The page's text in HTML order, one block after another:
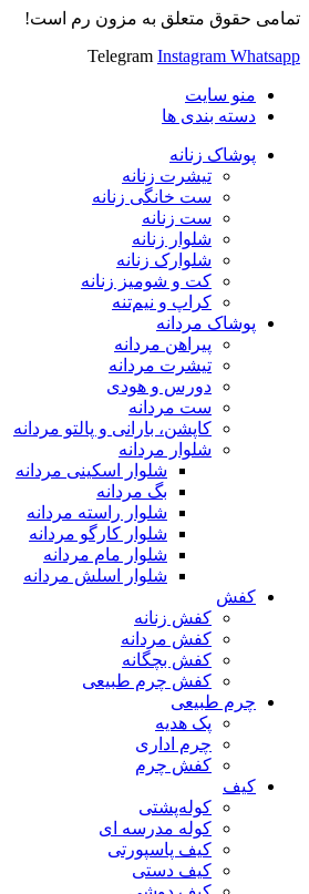
تمامی حقوق متعلق به مزون رم است!
Telegram Instagram Whatsapp
منو سایت
دسته بندی ها
پوشاک زنانه
تیشرت زنانه
ست خانگی زنانه
ست زنانه
شلوار زنانه
شلوارک زنانه
کت و شومیز زنانه
کراپ و نیم‌تنه
پوشاک مردانه
پیراهن مردانه
تیشرت مردانه
دورس و هودی
ست مردانه
کاپشن، بارانی و پالتو مردانه
شلوار مردانه
شلوار اسکینی مردانه
بگ مردانه
شلوار راسته مردانه
شلوار کارگو مردانه
شلوار مام مردانه
شلوار اسلش مردانه
کفش
کفش زنانه
کفش مردانه
کفش بچگانه
کفش چرم طبیعی
چرم طبیعی
پک هدیه
چرم اداری
کفش چرم
کیف
کوله‌پشتی
کوله مدرسه ای
کیف پاسپورتی
کیف دستی